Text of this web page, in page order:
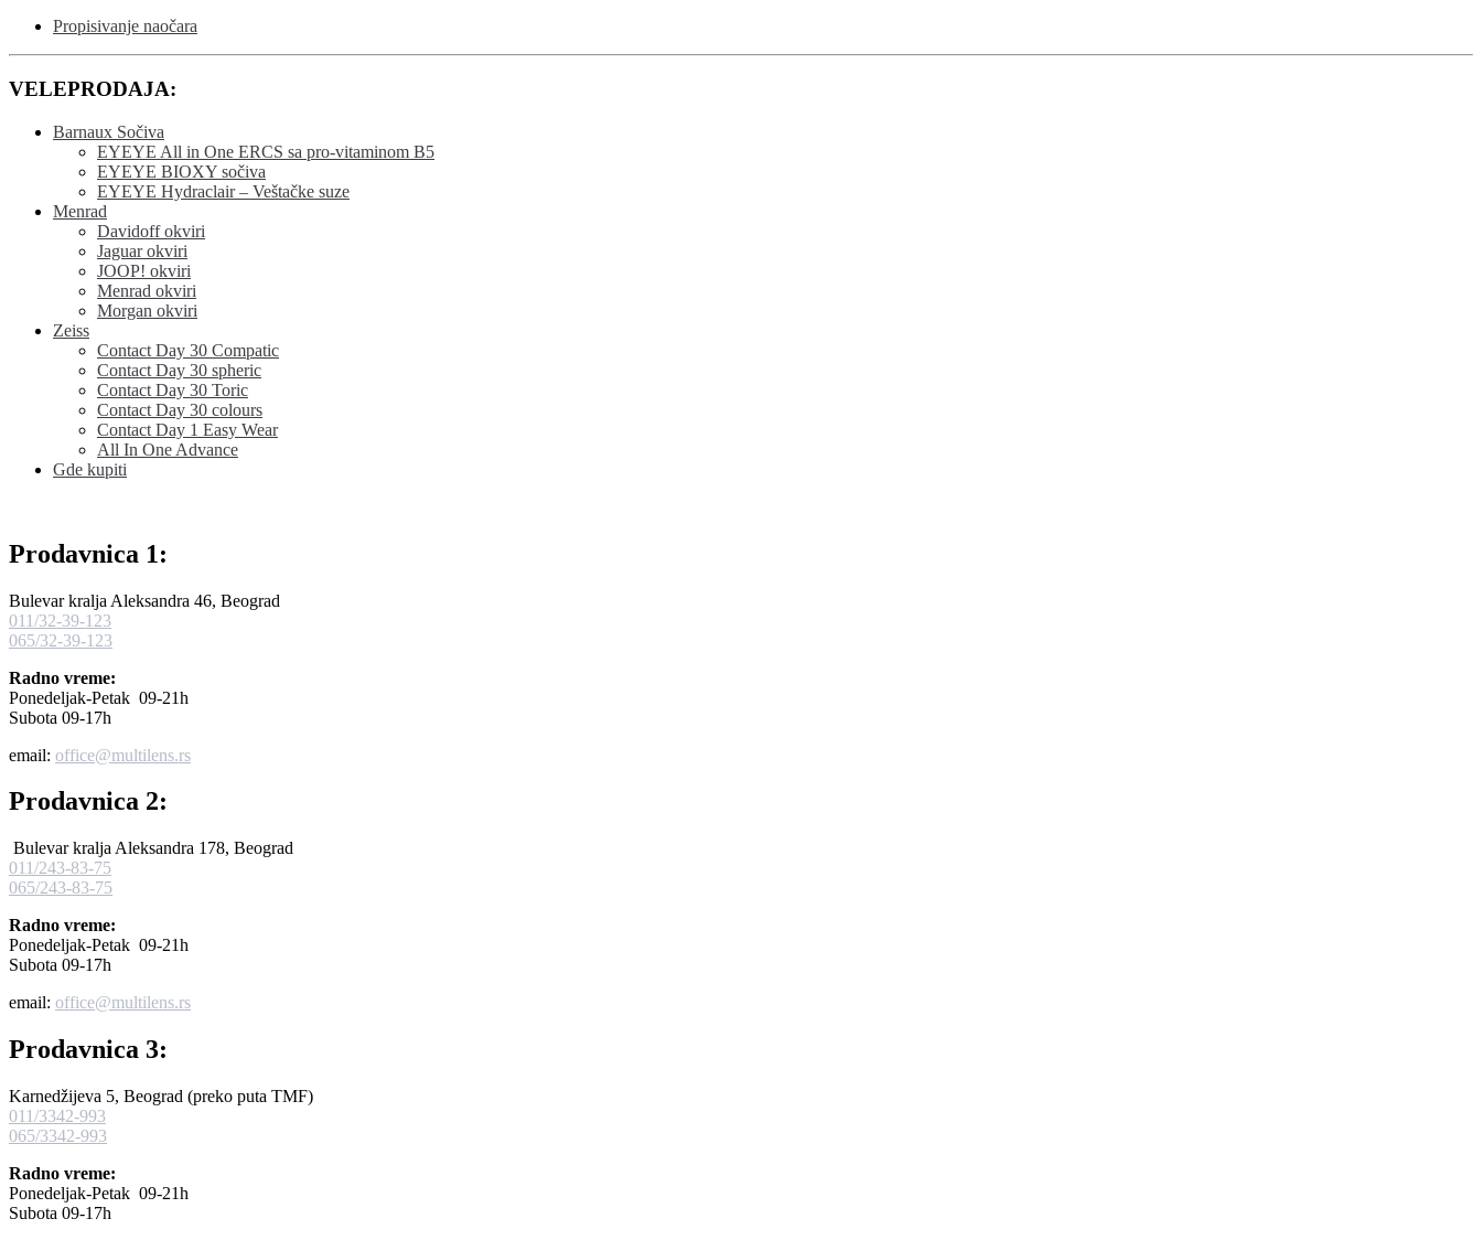
Propisivanje naočara
VELEPRODAJA:
Barnaux Sočiva
EYEYE All in One ERCS sa pro-vitaminom B5
EYEYE BIOXY sočiva
EYEYE Hydraclair – Veštačke suze
Menrad
Davidoff okviri
Jaguar okviri
JOOP! okviri
Menrad okviri
Morgan okviri
Zeiss
Contact Day 30 Compatic
Contact Day 30 spheric
Contact Day 30 Toric
Contact Day 30 colours
Contact Day 1 Easy Wear
All In One Advance
Gde kupiti
Prodavnica 1:
Bulevar kralja Aleksandra 46, Beograd
011/32-39-123
065/32-39-123
Radno vreme:
Ponedeljak-Petak 09-21h
Subota 09-17h
email: office@multilens.rs
Prodavnica 2:
Bulevar kralja Aleksandra 178, Beograd
011/243-83-75
065/243-83-75
Radno vreme:
Ponedeljak-Petak 09-21h
Subota 09-17h
email: office@multilens.rs
Prodavnica 3:
Karnedžijeva 5, Beograd (preko puta TMF)
011/3342-993
065/3342-993
Radno vreme:
Ponedeljak-Petak 09-21h
Subota 09-17h